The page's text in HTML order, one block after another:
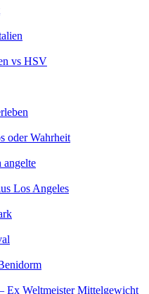
vs HSV
oder Wahrheit
angelte
Los Angeles
Ex Weltmeister Mittelgewicht